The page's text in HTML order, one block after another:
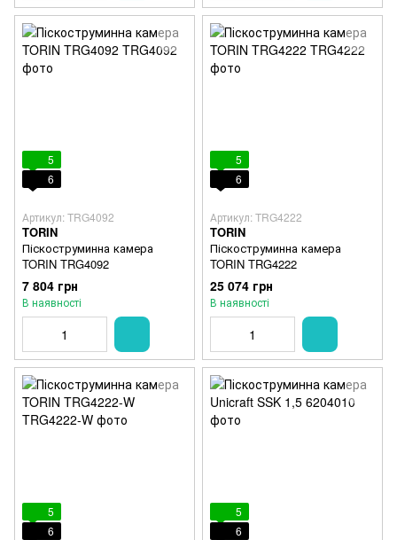
5
6
Артикул: TRG4092
TORIN
Піскоструминна камера
TORIN TRG4092
7 804 грн
В наявності
5
6
Артикул: TRG4222
TORIN
Піскоструминна камера
TORIN TRG4222
25 074 грн
В наявності
5
6
5
6